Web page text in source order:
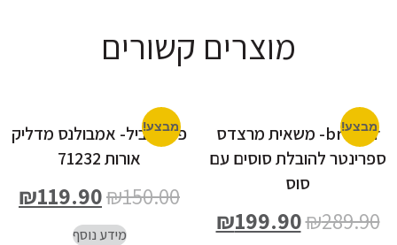
מוצרים קשורים
מבצע!
bruder- משאית מרצדס
ספרינטר להובלת סוסים עם
סוס
₪289.90
₪199.90
מבצע!
פליימוביל- אמבולנס מדליק
אורות 71232
₪150.00
₪119.90
מידע נוסף